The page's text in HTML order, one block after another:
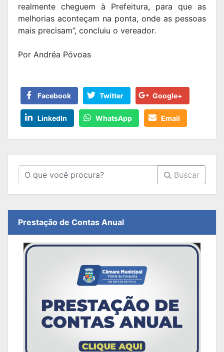
realmente cheguem à Prefeitura, para que as
melhorias aconteçam na ponta, onde as pessoas
mais precisam”, concluiu o vereador.
Por Andréa Póvoas
Facebook Twitter Google+
LinkedIn WhatsApp Email
Buscar
Prestação de Contas Anual